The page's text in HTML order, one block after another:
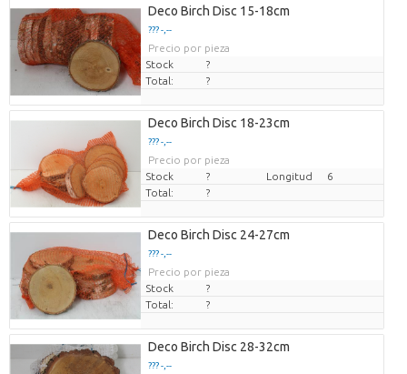
Deco Birch Disc 15-18cm
??? -,--
Precio por pieza
Stock
?
Total:
?
Deco Birch Disc 18-23cm
??? -,--
Precio por pieza
Stock
? Longitud
6
Total:
?
Deco Birch Disc 24-27cm
??? -,--
Precio por pieza
Stock
?
Total:
?
Deco Birch Disc 28-32cm
??? -,--